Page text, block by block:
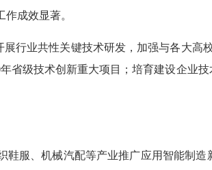
作成效显著。
业共性关键技术研发，加强与各大高
省级技术创新重大项目；培育建设企业
服、机械汽配等产业推广应用智能制造